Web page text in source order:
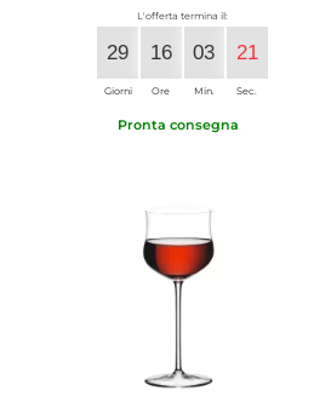
L'offerta termina il:
29
Giorni
16
Ore
03
Min.
20
Sec.
Pronta consegna